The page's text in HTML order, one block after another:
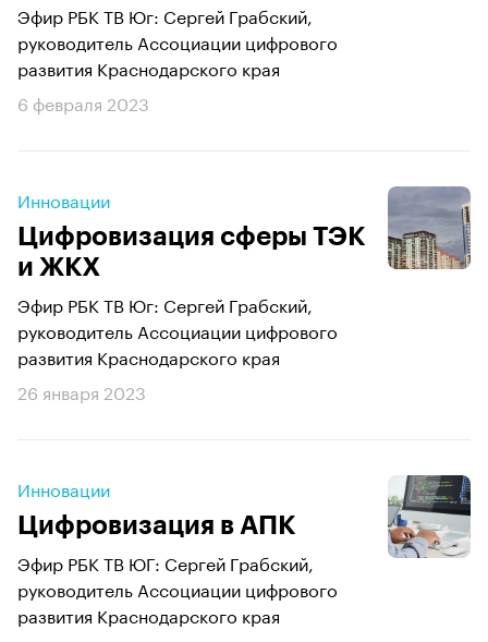
Эфир РБК ТВ Юг: Сергей Грабский,
руководитель Ассоциации цифрового
развития Краснодарского края
6 февраля 2023
Инновации
Цифровизация сферы ТЭК
и ЖКХ
Эфир РБК ТВ Юг: Сергей Грабский,
руководитель Ассоциации цифрового
развития Краснодарского края
26 января 2023
Инновации
Цифровизация в АПК
Эфир РБК ТВ ЮГ: Сергей Грабский,
руководитель Ассоциации цифрового
развития Краснодарского края